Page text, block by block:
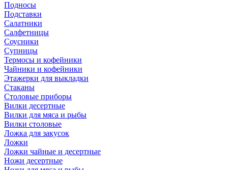
Подносы
Подставки
Салатники
Салфетницы
Соусники
Супницы
Термосы и кофейники
Чайники и кофейники
Этажерки для выкладки
Стаканы
Столовые приборы
Вилки десертные
Вилки для мяса и рыбы
Вилки столовые
Ложка для закусок
Ложки
Ложки чайные и десертные
Ножи десертные